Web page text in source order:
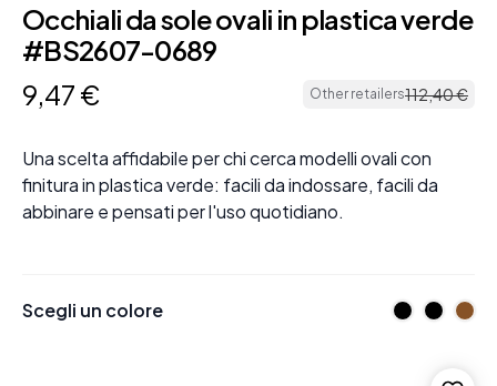
Occhiali da sole ovali in plastica verde
#BS2607-0689
9,47 € Other retailers112,40€
Una scelta affidabile per chi cerca modelli ovali con
finitura in plastica verde: facili da indossare, facili da
abbinare e pensati per l'uso quotidiano.
Scegli un colore